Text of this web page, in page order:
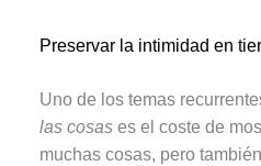
Preservar la intimidad en
Uno de los temas
las cosas es el coste de
muchas cosas, pero